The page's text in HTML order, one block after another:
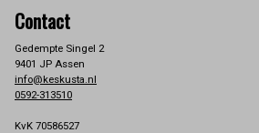
Contact
Gedempte Singel 2
9401 JP Assen
info@keskusta.nl
0592-313510
KvK 70586527